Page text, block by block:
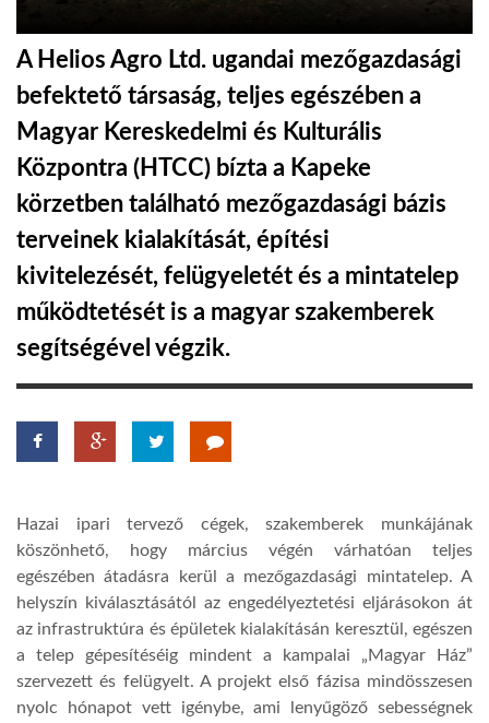
LINKTR.EE
GLOBOZSARU
DOBRAVERO.HU
LATIMO.HU
GLOBOBOOK
A Helios Agro Ltd. ugandai mezőgazdasági
befektető társaság, teljes egészében a
Magyar Kereskedelmi és Kulturális
Központra (HTCC) bízta a Kapeke
körzetben található mezőgazdasági bázis
terveinek kialakítását, építési
kivitelezését, felügyeletét és a mintatelep
működtetését is a magyar szakemberek
segítségével végzik.
Hazai ipari tervező cégek, szakemberek munkájának
köszönhető, hogy március végén várhatóan teljes
egészében átadásra kerül a mezőgazdasági mintatelep. A
helyszín kiválasztásától az engedélyeztetési eljárásokon át
az infrastruktúra és épületek kialakításán keresztül, egészen
a telep gépesítéséig mindent a kampalai „Magyar Ház”
szervezett és felügyelt. A projekt első fázisa mindösszesen
nyolc hónapot vett igénybe, ami lenyűgöző sebességnek